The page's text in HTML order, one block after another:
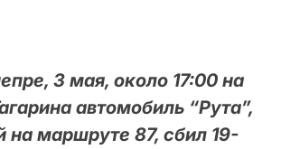
3 мая, около 17:00 на
автомобиль “Рута”,
маршруте 87, сбил 19-